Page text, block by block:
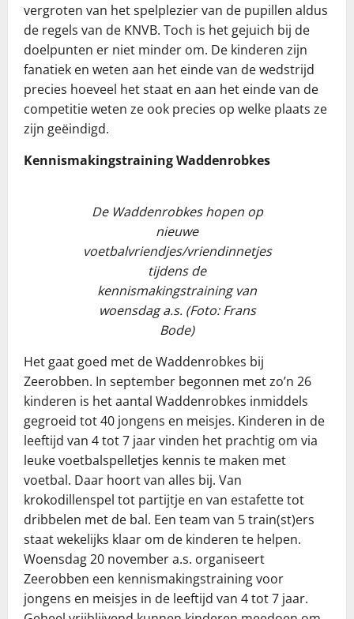
vergroten van het spelplezier van de pupillen aldus
de regels van de KNVB. Toch is het gejuich bij de
doelpunten er niet minder om. De kinderen zijn
fanatiek en weten aan het einde van de wedstrijd
precies hoeveel het staat en aan het einde van de
competitie weten ze ook precies op welke plaats ze
zijn geëindigd.
Kennismakingstraining Waddenrobkes
De Waddenrobkes hopen op
nieuwe
voetbalvriendjes/vriendinnetjes
tijdens de
kennismakingstraining van
woensdag a.s. (Foto: Frans
Bode)
Het gaat goed met de Waddenrobkes bij
Zeerobben. In september begonnen met zo’n 26
kinderen is het aantal Waddenrobkes inmiddels
gegroeid tot 40 jongens en meisjes. Kinderen in de
leeftijd van 4 tot 7 jaar vinden het prachtig om via
leuke voetbalspelletjes kennis te maken met
voetbal. Daar hoort van alles bij. Van
krokodillenspel tot partijtje en van estafette tot
dribbelen met de bal. Een team van 5 train(st)ers
staat wekelijks klaar om de kinderen te helpen.
Woensdag 20 november a.s. organiseert
Zeerobben een kennismakingstraining voor
jongens en meisjes in de leeftijd van 4 tot 7 jaar.